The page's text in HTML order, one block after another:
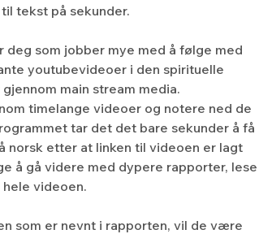
tekst på sekunder.
som jobber mye med å følge med
youtubevideoer i den spirituelle
main stream media.
timelange videoer og notere ned de
tar det det bare sekunder å få
norsk etter at linken til videoen er lagt
å gå videre med dypere rapporter, lese
videoen.
som er nevnt i rapporten, vil de være